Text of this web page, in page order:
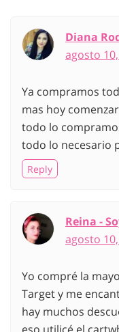
Diana
agosto
Ya compramos
mas hoy
todo lo
todo lo necesario
Reply
Reina -
agosto
Yo compré la
Target y me
hay muchos